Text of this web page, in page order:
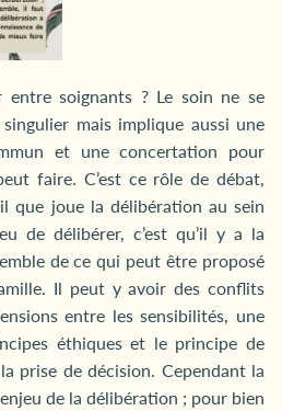
entre soignants ? Le soin ne se
mais implique aussi une
et une concertation pour
faire. C’est ce rôle de débat,
que joue la délibération au sein
de délibérer, c’est qu’il y a la
de ce qui peut être proposé
Il peut y avoir des conflits
entre les sensibilités, une
éthiques et le principe de
prise de décision. Cependant la
de la délibération ; pour bien